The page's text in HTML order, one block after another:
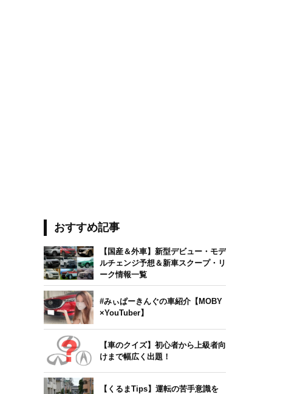
おすすめ記事
【国産＆外車】新型デビュー・モデ
ルチェンジ予想＆新車スクープ・リ
ーク情報一覧
#みぃぱーきんぐの車紹介【MOBY
×YouTuber】
【車のクイズ】初心者から上級者向
けまで幅広く出題！
【くるまTips】運転の苦手意識を